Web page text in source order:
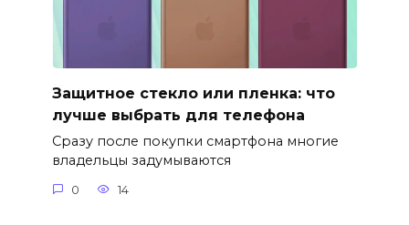
Защитное стекло или пленка: что
лучше выбрать для телефона
Сразу после покупки смартфона многие
владельцы задумываются
0 14